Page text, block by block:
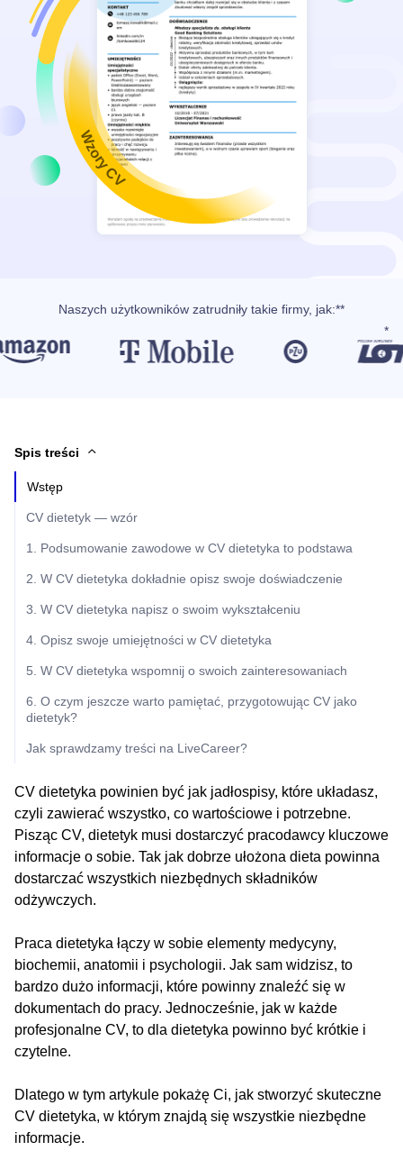
Wzory CV
Naszych użytkowników zatrudniły takie firmy, jak:**
Spis treści
Wstęp
CV dietetyk — wzór
1. Podsumowanie zawodowe w CV dietetyka to podstawa
2. W CV dietetyka dokładnie opisz swoje doświadczenie
3. W CV dietetyka napisz o swoim wykształceniu
4. Opisz swoje umiejętności w CV dietetyka
5. W CV dietetyka wspomnij o swoich zainteresowaniach
6. O czym jeszcze warto pamiętać, przygotowując CV jako
dietetyk?
Jak sprawdzamy treści na LiveCareer?
CV dietetyka powinien być jak jadłospisy, które układasz,
czyli zawierać wszystko, co wartościowe i potrzebne.
Pisząc CV, dietetyk musi dostarczyć pracodawcy kluczowe
informacje o sobie. Tak jak dobrze ułożona dieta powinna
dostarczać wszystkich niezbędnych składników
odżywczych.
Praca dietetyka łączy w sobie elementy medycyny,
biochemii, anatomii i psychologii. Jak sam widzisz, to
bardzo dużo informacji, które powinny znaleźć się w
dokumentach do pracy. Jednocześnie, jak w każde
profesjonalne CV, to dla dietetyka powinno być krótkie i
czytelne.
Dlatego w tym artykule pokażę Ci, jak stworzyć skuteczne
CV dietetyka, w którym znajdą się wszystkie niezbędne
informacje.